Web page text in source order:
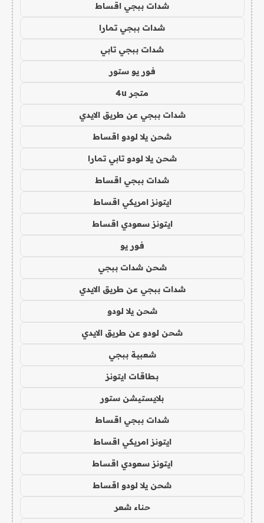
شدات ببجي اقساط
شدات ببجي تمارا
شدات ببجي تابي
فور يو ستور
متجر 4u
شدات ببجي عن طريق الايدي
شحن يلا لودو اقساط
شحن يلا لودو تابي تمارا
شدات ببجي اقساط
ايتونز امريكي اقساط
ايتونز سعودي اقساط
فور يو
شحن شدات ببجي
شدات ببجي عن طريق الايدي
شحن يلا لودو
شحن لودو عن طريق الايدي
شعبية ببجي
بطاقات ايتونز
بلايستيشن ستور
شدات ببجي اقساط
ايتونز امريكي اقساط
ايتونز سعودي اقساط
شحن يلا لودو اقساط
حناء شعر